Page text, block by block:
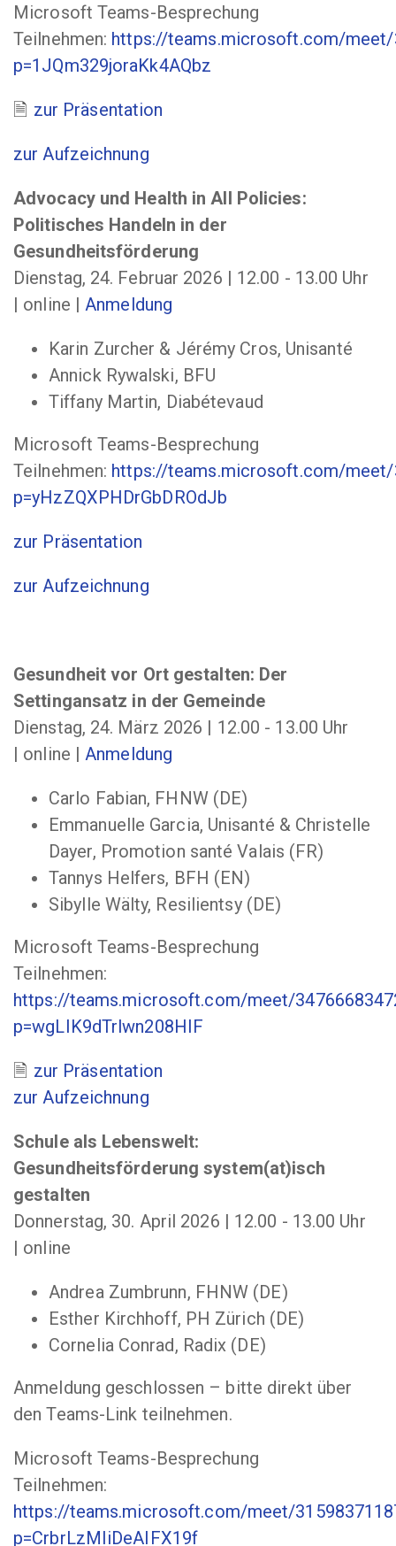
Microsoft Teams-Besprechung
Teilnehmen: https://teams.microsoft.com/meet/
p=1JQm329joraKk4AQbz
zur Präsentation
zur Aufzeichnung
Advocacy und Health in All Policies:
Politisches Handeln in der
Gesundheitsförderung
Dienstag, 24. Februar 2026 | 12.00 - 13.00 Uhr
| online |Anmeldung
Karin Zurcher & Jérémy Cros, Unisanté
Annick Rywalski, BFU
Tiffany Martin, Diabétevaud
Microsoft Teams-Besprechung
Teilnehmen: https://teams.microsoft.com/meet/
p=yHzZQXPHDrGbDROdJb
zur Präsentation
zur Aufzeichnung
Gesundheit vor Ort gestalten: Der
Settingansatz in der Gemeinde
Dienstag, 24. März 2026 | 12.00 - 13.00 Uhr
| online |Anmeldung
Carlo Fabian, FHNW (DE)
Emmanuelle Garcia, Unisanté & Christelle
Dayer, Promotion santé Valais (FR)
Tannys Helfers, BFH (EN)
Sibylle Wälty, Resilientsy (DE)
Microsoft Teams-Besprechung
Teilnehmen:
https://teams.microsoft.com/meet/
p=wgLIK9dTrlwn208HIF
zur Präsentation
zur Aufzeichnung
Schule als Lebenswelt:
Gesundheitsförderung system(at)isch
gestalten
Donnerstag, 30. April 2026 | 12.00 - 13.00 Uhr
| online
Andrea Zumbrunn, FHNW (DE)
Esther Kirchhoff, PH Zürich (DE)
Cornelia Conrad, Radix (DE)
Anmeldung geschlossen – bitte direkt über
den Teams-Link teilnehmen.
Microsoft Teams-Besprechung
Teilnehmen:
https://teams.microsoft.com/meet/
p=CrbrLzMIiDeAIFX19f